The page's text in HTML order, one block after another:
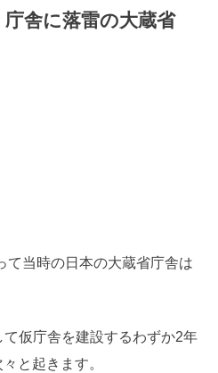
舎に落雷の大蔵省
て当時の日本の大蔵省庁舎は
仮庁舎を建設するわずか2年
と起きます。